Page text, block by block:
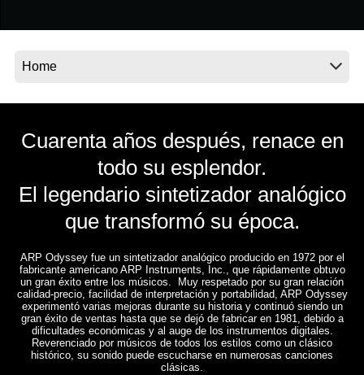
Cuarenta años después, renace en
todo su esplendor.
El legendario sintetizador analógico
que transformó su época.
ARP Odyssey fue un sintetizador analógico producido en 1972 por el
fabricante americano ARP Instruments, Inc., que rápidamente obtuvo
un gran éxito entre los músicos. Muy respetado por su gran relación
calidad-precio, facilidad de interpretación y portabilidad, ARP Odyssey
experimentó varias mejoras durante su historia y continuó siendo un
gran éxito de ventas hasta que se dejó de fabricar en 1981, debido a
dificultades económicas y al auge de los instrumentos digitales.
Reverenciado por músicos de todos los estilos como un clásico
histórico, su sonido puede escucharse en numerosas canciones
clásicas.